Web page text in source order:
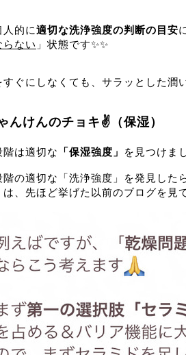
的に適切な洗浄強度の判断の目安
らない 」状態です✨✨
すぐにしなくても、サラッとした潤
んけんのチョキ✌️（保湿）
階は適切な 「保湿強度」 を見つけま
階の適切な「洗浄強度」を発見した
は、先ほど挙げた以前のブログを見